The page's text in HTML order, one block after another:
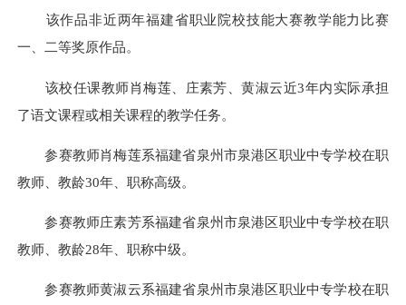
该作品非近两年福建省职业院校技能大赛教学能力比赛
一、二等奖原作品。
该校任课教师肖梅莲、庄素芳、黄淑云近3年内实际承担
了语文课程或相关课程的教学任务。
参赛教师肖梅莲系福建省泉州市泉港区职业中专学校在职
教师、教龄30年、职称高级。
参赛教师庄素芳系福建省泉州市泉港区职业中专学校在职
教师、教龄28年、职称中级。
参赛教师黄淑云系福建省泉州市泉港区职业中专学校在职